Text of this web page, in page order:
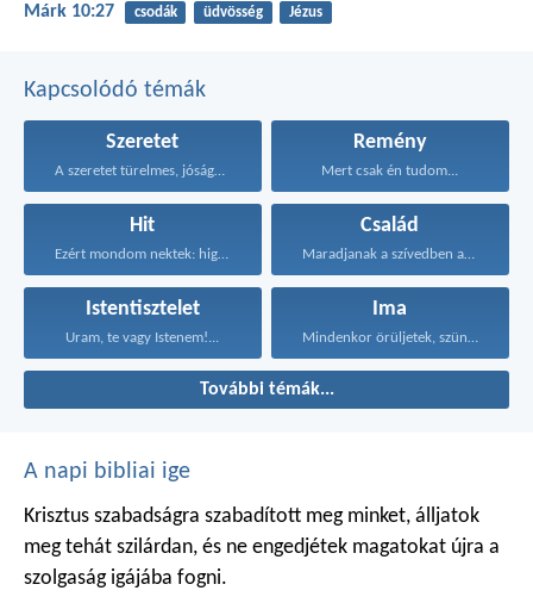
Márk 10:27 csodák üdvösség Jézus
Kapcsolódó témák
Szeretet
A szeretet türelmes, jóságos...
Remény
Mert csak én tudom...
Hit
Ezért mondom nektek: higgyétek...
Család
Maradjanak a szívedben azok...
Istentisztelet
Uram, te vagy Istenem!...
Ima
Mindenkor örüljetek, szüntelenül imádkozzatok...
További témák...
A napi bibliai ige
Krisztus szabadságra szabadított meg minket, álljatok
meg tehát szilárdan, és ne engedjétek magatokat újra a
szolgaság igájába fogni.